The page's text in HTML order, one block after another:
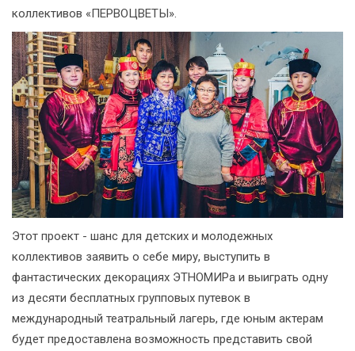
коллективов «ПЕРВОЦВЕТЫ».
Этот проект - шанс для детских и молодежных
коллективов заявить о себе миру, выступить в
фантастических декорациях ЭТНОМИРа и выиграть одну
из десяти бесплатных групповых путевок в
международный театральный лагерь, где юным актерам
будет предоставлена возможность представить свой